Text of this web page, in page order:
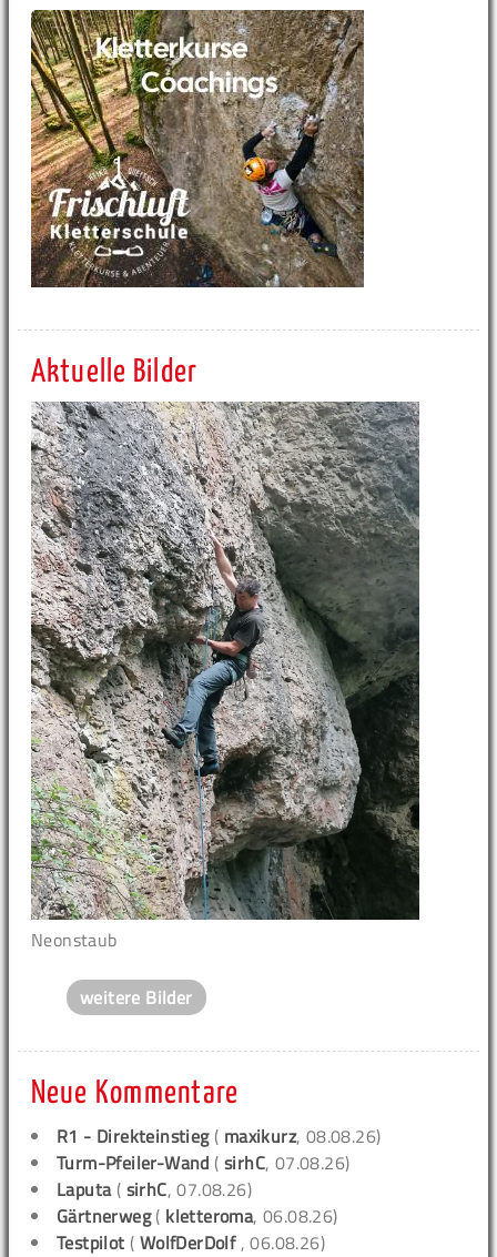
Aktuelle Bilder
Neonstaub
weitere Bilder
Neue Kommentare
R1 - Direkteinstieg( maxikurz, 08.08.26)
Turm-Pfeiler-Wand (sirhC, 07.08.26)
Laputa( sirhC, 07.08.26)
Gärtnerweg( kletteroma, 06.08.26)
Testpilot ( WolfDerDolf , 06.08.26)